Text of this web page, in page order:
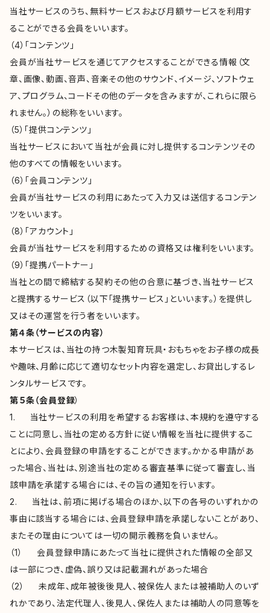
当社サービスのうち、無料サービスおよび月額サービスを利用す
ることができる会員をいいます。
（4）「コンテンツ」
会員が当社サービスを通じてアクセスすることができる情報（文
章、画像、動画、音声、音楽その他のサウンド、イメージ、ソフトウェ
ア、プログラム、コードその他のデータを含みますが、これらに限ら
れません。）の総称をいいます。
（5）「提供コンテンツ」
当社サービスにおいて当社が会員に対し提供するコンテンツその
他のすべての情報をいいます。
（6）「会員コンテンツ」
会員が当社サービスの利用にあたって入力又は送信するコンテン
ツをいいます。
（8）「アカウント」
会員が当社サービスを利用するための資格又は権利をいいます。
（9）「提携パートナー」
当社との間で締結する契約その他の合意に基づき、当社サービス
と提携するサービス（以下「提携サービス」といいます。）を提供し
又はその運営を行う者をいいます。
第４条（サービスの内容）
本サービスは、当社の持つ木製知育玩具・おもちゃをお子様の成長
や趣味、月齢に応じて適切なセット内容を選定し、お貸出しするレ
ンタルサービスです。
第５条（会員登録）
1. 当社サービスの利用を希望するお客様は、本規約を遵守する
ことに同意し、当社の定める方針に従い情報を当社に提供するこ
とにより、会員登録の申請をすることができます。かかる申請があ
った場合、当社は、別途当社の定める審査基準に従って審査し、当
該申請を承諾する場合には、その旨の通知を行います。
2. 当社は、前項に掲げる場合のほか、以下の各号のいずれかの
事由に該当する場合には、会員登録申請を承諾しないことがあり、
またその理由については一切の開示義務を負いません。
（1） 会員登録申請にあたって当社に提供された情報の全部又
は一部につき、虚偽、誤り又は記載漏れがあった場合
（2） 未成年、成年被後後見人、被保佐人または被補助人のいず
れかであり、法定代理人、後見人、保佐人または補助人の同意等を